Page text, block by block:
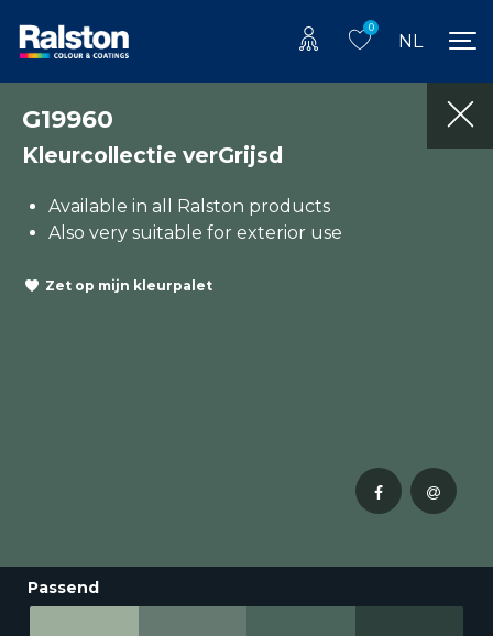
0
NL
G19960
Kleurcollectie verGrijsd
Available in all Ralston products
Also very suitable for exterior use
Zet op mijn kleurpalet
Passend